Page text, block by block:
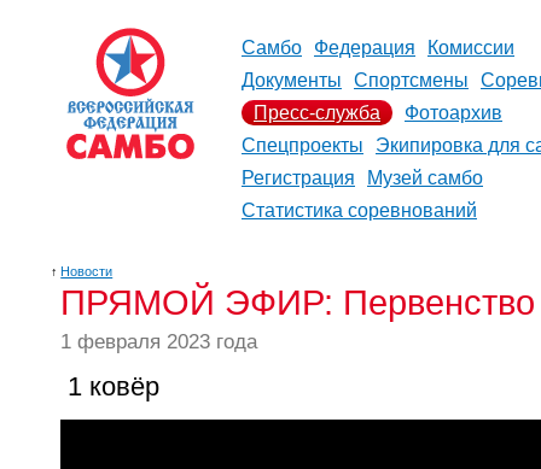
Самбо Федерация
Комиссии
Документы
Спортсмены
Пресс-служба
Фотоархив
Спецпроекты
Экипировка для
Регистрация
Музей самбо
Статистика соревнований
↑ Новости
ПРЯМОЙ ЭФИР: Первенство
1 февраля 2023 года
1 ковёр